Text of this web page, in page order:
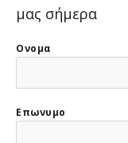
μας σήμερα
Ονομα
Επωνυμο